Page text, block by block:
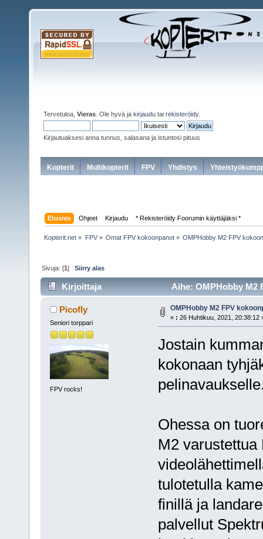
Tervetuloa, Vieras . Ole hyvä ja kirjaudu tai rekisteröidy.
Kirjautuaksesi anna tunnus, salasana ja istuntosi pituus
Kopterit Multikopterit FPV Yhdistys
Etusivu Ohjeet Kirjaudu * Rekisteröidy Foorumin käyttäjäksi *
Kopterit.net » FPV» Omat FPV kokoonpanot» OMPHobby M2 FPV
Sivuja: [1]Siirry alas
Kirjoittaja Aihe: OMPHobby M2
Picofly
Seniori torppari
FPV rocks!
OMPHobby M2 FPV
« : 26 Huhtikuu, 2021, 20:38:12
Jostain
kokonaan
Ohessa on
M2
tulotetulla
finillä ja
palvellut